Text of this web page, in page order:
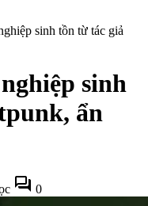
sinh tồn từ tác giả
sinh
ẩn
forum 0